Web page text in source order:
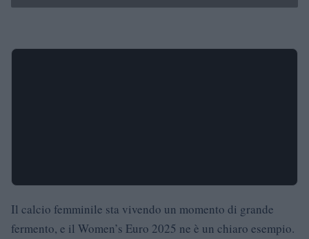
Il calcio femminile sta vivendo un momento di grande
fermento, e il Women’s Euro 2025 ne è un chiaro esempio.